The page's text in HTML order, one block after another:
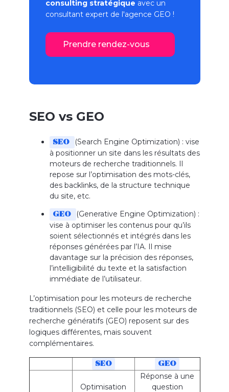
consulting stratégique avec un
consultant expert de l'agence GEO !
Prendre rendez-vous
SEO vs GEO
SEO
(Search Engine Optimization) : vise
à positionner un site dans les résultats des
moteurs de recherche traditionnels. Il
repose sur l’optimisation des mots-clés,
des backlinks, de la structure technique
du site, etc.
GEO
(Generative Engine Optimization) :
vise à optimiser les contenus pour qu’ils
soient sélectionnés et intégrés dans les
réponses générées par l’IA. Il mise
davantage sur la précision des réponses,
l’intelligibilité du texte et la satisfaction
immédiate de l’utilisateur.
L’optimisation pour les moteurs de recherche
traditionnels (SEO) et celle pour les moteurs de
recherche génératifs (GEO) reposent sur des
logiques différentes, mais souvent
complémentaires.
SEO GEO
Optimisation
Réponse à une
question